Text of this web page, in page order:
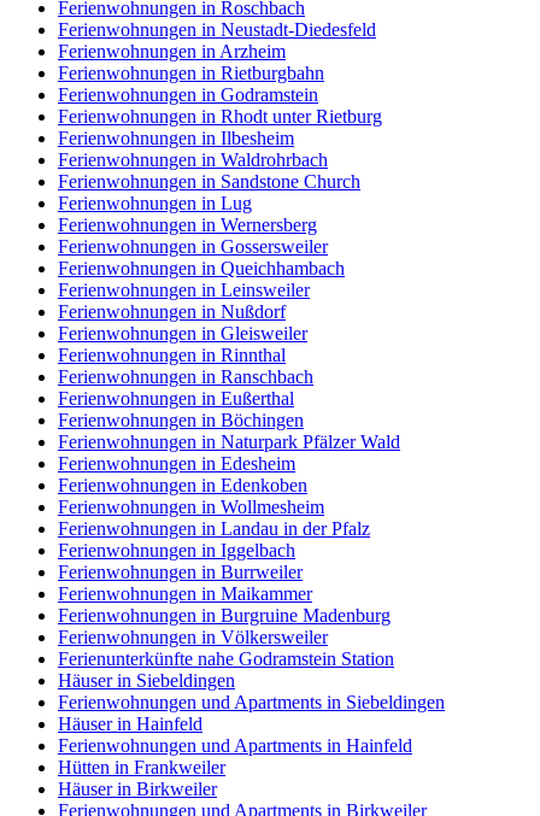
Ferienwohnungen in Roschbach
Ferienwohnungen in Neustadt-Diedesfeld
Ferienwohnungen in Arzheim
Ferienwohnungen in Rietburgbahn
Ferienwohnungen in Godramstein
Ferienwohnungen in Rhodt unter Rietburg
Ferienwohnungen in Ilbesheim
Ferienwohnungen in Waldrohrbach
Ferienwohnungen in Sandstone Church
Ferienwohnungen in Lug
Ferienwohnungen in Wernersberg
Ferienwohnungen in Gossersweiler
Ferienwohnungen in Queichhambach
Ferienwohnungen in Leinsweiler
Ferienwohnungen in Nußdorf
Ferienwohnungen in Gleisweiler
Ferienwohnungen in Rinnthal
Ferienwohnungen in Ranschbach
Ferienwohnungen in Eußerthal
Ferienwohnungen in Böchingen
Ferienwohnungen in Naturpark Pfälzer Wald
Ferienwohnungen in Edesheim
Ferienwohnungen in Edenkoben
Ferienwohnungen in Wollmesheim
Ferienwohnungen in Landau in der Pfalz
Ferienwohnungen in Iggelbach
Ferienwohnungen in Burrweiler
Ferienwohnungen in Maikammer
Ferienwohnungen in Burgruine Madenburg
Ferienwohnungen in Völkersweiler
Ferienunterkünfte nahe Godramstein Station
Häuser in Siebeldingen
Ferienwohnungen und Apartments in Siebeldingen
Häuser in Hainfeld
Ferienwohnungen und Apartments in Hainfeld
Hütten in Frankweiler
Häuser in Birkweiler
Ferienwohnungen und Apartments in Birkweiler